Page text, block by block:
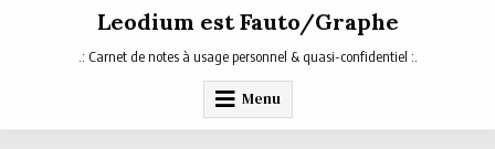
Leodium est Fauto/Graphe
.: Carnet de notes à usage personnel & quasi-confidentiel :.
Menu